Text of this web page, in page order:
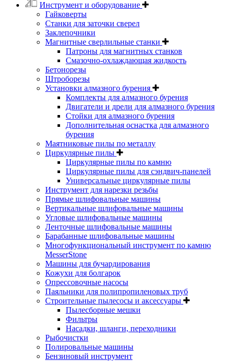
Инструмент и оборудование
Гайковерты
Станки для заточки сверел
Заклепочники
Магнитные сверлильные станки
Патроны для магнитных станков
Смазочно-охлаждающая жидкость
Бетонорезы
Штроборезы
Установки алмазного бурения
Комплекты для алмазного бурения
Двигатели и дрели для алмазного бурения
Стойки для алмазного бурения
Дополнительная оснастка для алмазного
бурения
Маятниковые пилы по металлу
Циркулярные пилы
Циркулярные пилы по камню
Циркулярные пилы для сэндвич-панелей
Универсальные циркулярные пилы
Инструмент для нарезки резьбы
Прямые шлифовальные машины
Вертикальные шлифовальные машины
Угловые шлифовальные машины
Ленточные шлифовальные машины
Барабанные шлифовальные машины
Многофункциональный инструмент по камню
MesserStone
Машины для бучардирования
Кожухи для болгарок
Опрессовочные насосы
Паяльники для полипропиленовых труб
Строительные пылесосы и аксессуары
Пылесборные мешки
Фильтры
Насадки, шланги, переходники
Рыбочистки
Полировальные машины
Бензиновый инструмент